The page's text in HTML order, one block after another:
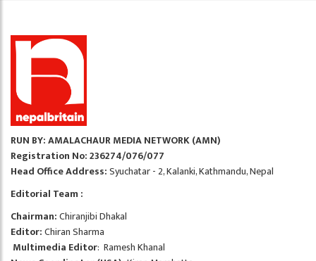
RUN BY: AMALACHAUR MEDIA NETWORK (AMN)
Registration No: 236274/076/077
Head Office Address:Syuchatar - 2, Kalanki, Kathmandu, Nepal
Editorial Team :
Chairman:Chiranjibi Dhakal
Editor:Chiran Sharma
Multimedia Editor: Ramesh Khanal